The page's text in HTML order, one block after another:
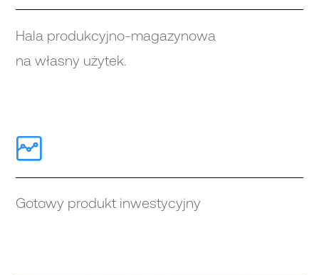
Hala produkcyjno-magazynowa
na własny użytek.
Gotowy produkt inwestycyjny